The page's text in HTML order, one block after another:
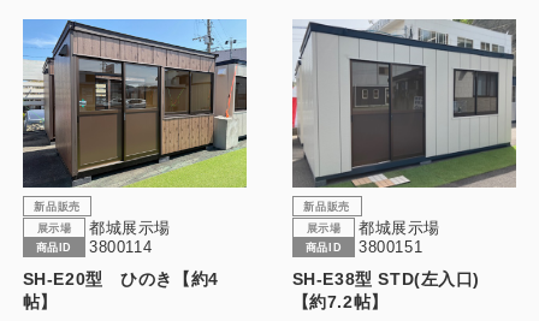
新品販売
展示場
都城展示場
商品ID 3800114
SH-E20型 ひのき【約4
帖】
新品販売
展示場
都城展示場
商品ID 3800151
SH-E38型 STD(左入口)
【約7.2帖】